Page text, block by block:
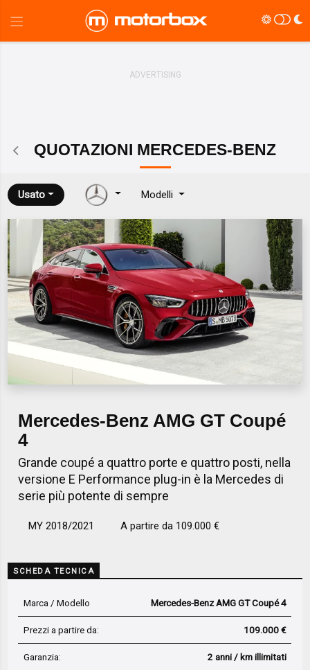
QUOTAZIONI MERCEDES-BENZ
Usato Modelli
Mercedes-Benz AMG GT Coupé
4
Grande coupé a quattro porte e quattro posti, nella
versione E Performance plug-in è la Mercedes di
serie più potente di sempre
MY 2018/2021 A partire da 109.000 €
SCHEDA TECNICA
Marca / Modello Mercedes-Benz AMG GT Coupé 4
Prezzi a partire da: 109.000 €
Garanzia: 2 anni / km illimitati